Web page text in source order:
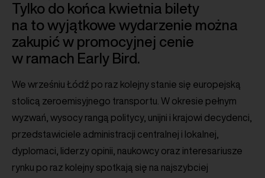
Tylko do końca kwietnia bilety
na to wyjątkowe wydarzenie można
zakupić w promocyjnej cenie
w ramach Early Bird.
We wrześniu Łódź po raz kolejny stanie się europejską
stolicą zeroemisyjnego transportu. W okresie pełnym
wyzwań, wysocy rangą politycy, unijni i krajowi decydenci,
przedstawiciele administracji centralnej i lokalnej,
dyplomaci, liderzy opinii, naukowcy oraz interesariusze
rynku po raz kolejny spotkają się na najszybciej